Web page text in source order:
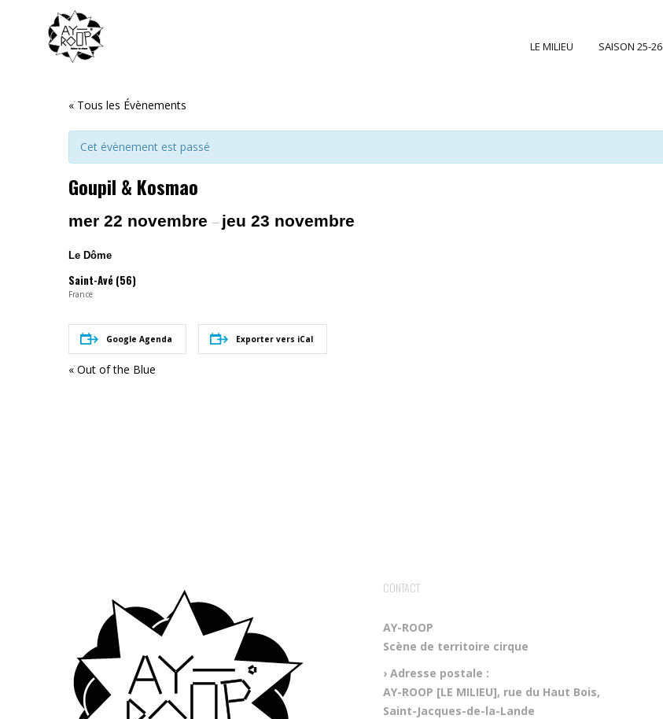
LE MILIEU SAISON 25-26
« Tous les Évènements
Cet évènement est passé
Goupil & Kosmao
mer 22 novembre – jeu 23 novembre
Le Dôme
Saint-Avé (56)
France
Google Agenda Exporter vers iCal
Navigation
« Out of the Blue
CONTACT
AY-ROOP
Scène de territoire cirque
› Adresse postale :
AY-ROOP [LE MILIEU], rue du Haut Bois,
Saint-Jacques-de-la-Lande